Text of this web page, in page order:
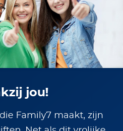
jou!
Family7 maakt, zijn